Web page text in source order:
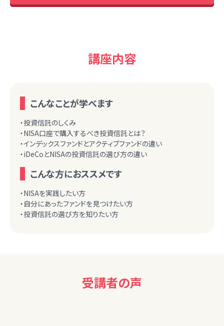
講座内容
こんなことが学べます
・投資信託のしくみ
・NISA口座で購入するべき投資信託とは？
・インデックスファンドとアクティブファンドの違い
・iDeCoとNISAの投資信託の選び方の違い
こんな方におススメです
・NISAを実践したい方
・自分にあったファンドを見つけたい方
・投資信託の選び方を知りたい方
受講者の声